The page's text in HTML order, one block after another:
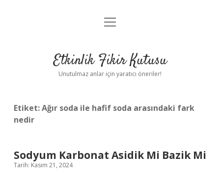
Anasayfa
Yasal Uyarı
menüyü
Etkinlik Fikir Kutusu
Unutulmaz anlar için yaratıcı öneriler!
Etiket:Ağır soda ile hafif soda arasındaki fark
nedir
Sodyum Karbonat Asidik Mi Bazik Mi
Tarih: Kasım 21, 2024